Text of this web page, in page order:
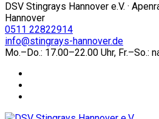
DSV Stingrays Hannover e.V. ·
Hannover
0511 22822914
info@stingrays-hannover.de
Mo.–Do.: 17.00–22.00 Uhr, Fr.–So.: